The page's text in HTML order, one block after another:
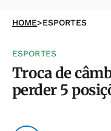
HOME>ESPORTES
ESPORTES
Troca de
perder 5